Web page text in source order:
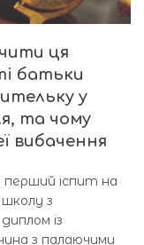
ця
батьки
у
та чому
вибачення
перший іспит на
школу з
із
з палаючими